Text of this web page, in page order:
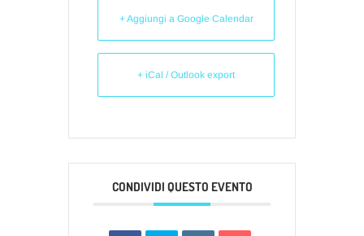
+ Aggiungi a Google Calendar
+ iCal / Outlook export
CONDIVIDI QUESTO EVENTO